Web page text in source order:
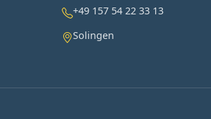
+49 157 54 22 33 13
Solingen